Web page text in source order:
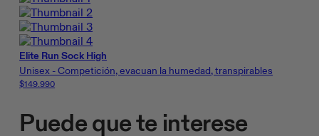
Elite Run Sock High
Unisex - Competición, evacuan la humedad, transpirables
$149.990
Puede que te interese